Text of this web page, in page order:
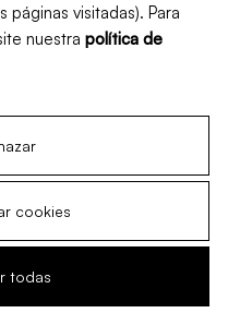
lugar de forma rápida y
nuevas a tus clientes
tu servicio. Isla incrementa
páginas visitadas). Para
nuestra política de
cookies
todas